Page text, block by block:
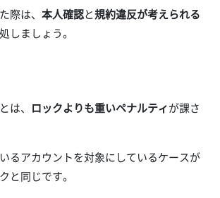
際は、 本人確認と規約違反が考えられる
しましょう。
は、 ロックよりも重いペナルティが課さ
るアカウントを対象にしているケースが
と同じです。